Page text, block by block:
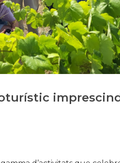
Història
Galeria
Seu